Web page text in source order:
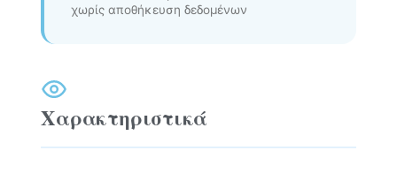
χωρίς αποθήκευση δεδομένων
Χαρακτηριστικά